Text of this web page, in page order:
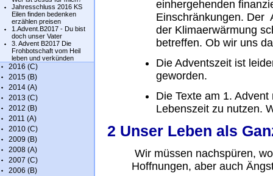
Jahresschluss 2016 KS
Eilen finden bedenken
erzählen preisen
1.Advent.B2017 - Du bist
doch unser Vater
3. Advent B2017 Die
Frohbotschaft vom Heil
leben und verkünden
2016 (C)
2015 (B)
2014 (A)
2013 (C)
2012 (B)
2011 (A)
2010 (C)
2009 (B)
2008 (A)
2007 (C)
2006 (B)
einhergehenden
Einschränkungen. Der
der Klimaerwärmung
betreffen. Ob wir uns
Die Adventszeit ist
geworden.
Die Texte am 1.
Lebenszeit zu nutzen.
2 Unser Leben als
Wir müssen nachspüren,
Hoffnungen, aber auch